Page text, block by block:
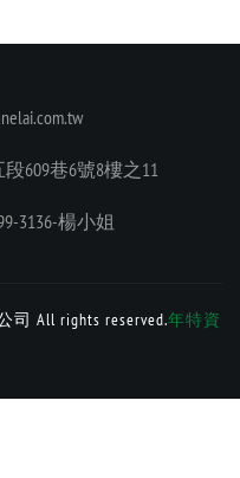
609巷6號8樓之11
3136-楊小姐
司 All rights reserved.年特資